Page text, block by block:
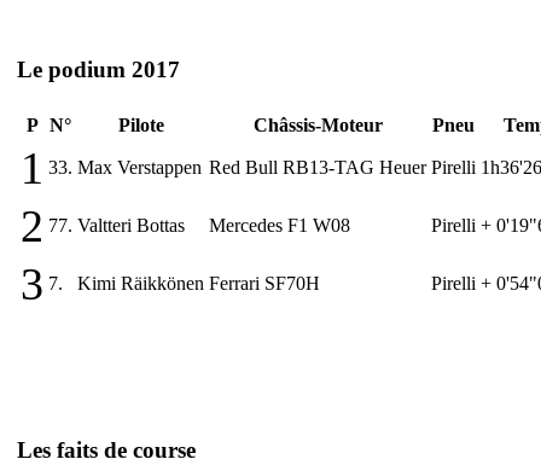
Le podium 2017
P N° Pilote Châssis-Moteur Pneu
1 33. Max Verstappen Red Bull RB13-TAG Heuer Pirelli
2 77. Valtteri Bottas Mercedes F1 W08 Pirelli +
3 7. Kimi Räikkönen Ferrari SF70H Pirelli +
Les faits de course